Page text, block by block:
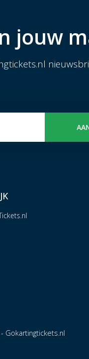
jouw
Gokartingtickets.nl